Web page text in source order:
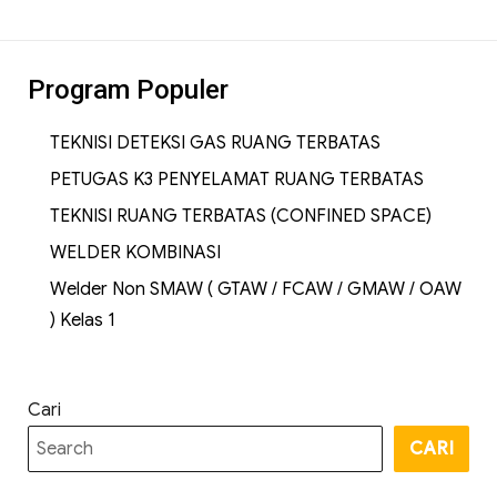
Program Populer
TEKNISI DETEKSI GAS RUANG TERBATAS
PETUGAS K3 PENYELAMAT RUANG TERBATAS
TEKNISI RUANG TERBATAS (CONFINED SPACE)
WELDER KOMBINASI
Welder Non SMAW ( GTAW / FCAW / GMAW / OAW
) Kelas 1
Cari
CARI